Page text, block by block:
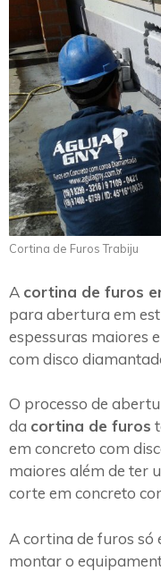
Cortina de Furos Trabiju
A cortina de furos
para abertura em
espessuras maiores
com disco
O processo de
da cortina de furos
em concreto com
maiores além de ter
corte em concreto
A cortina de furos só
montar o